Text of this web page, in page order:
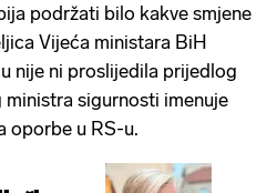
podržati bilo kakve smjene
Vijeća ministara BiH
nije ni proslijedila prijedlog
ministra sigurnosti imenuje
oporbe u RS-u.